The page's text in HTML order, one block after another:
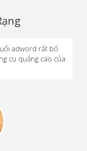
adword rất bổ
cụ quảng cáo của